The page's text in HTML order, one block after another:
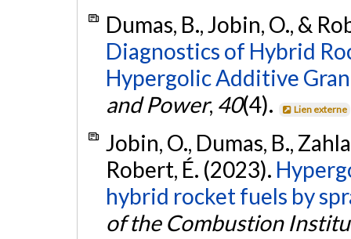
Dumas, B., Jobin, O., &
Diagnostics of Hybrid
Hypergolic Additive
and Power, 40(4). Lien externe
Jobin, O., Dumas, B.,
Robert, É. (2023).
hybrid rocket fuels by
of the Combustion